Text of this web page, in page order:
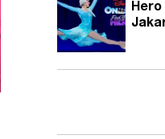
Hero